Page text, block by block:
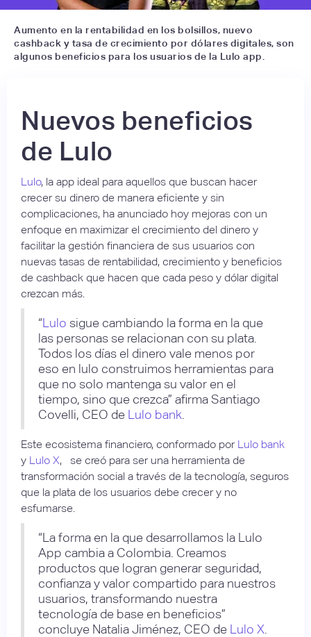
Aumento en la rentabilidad en los bolsillos, nuevo
cashback y tasa de crecimiento por dólares digitales, son
algunos beneficios para los usuarios de la Lulo app.
Nuevos beneficios
de Lulo
Lulo, la app ideal para aquellos que buscan hacer
crecer su dinero de manera eficiente y sin
complicaciones, ha anunciado hoy mejoras con un
enfoque en maximizar el crecimiento del dinero y
facilitar la gestión financiera de sus usuarios con
nuevas tasas de rentabilidad, crecimiento y beneficios
de cashback que hacen que cada peso y dólar digital
crezcan más.
“Lulo sigue cambiando la forma en la que
las personas se relacionan con su plata.
Todos los días el dinero vale menos por
eso en lulo construimos herramientas para
que no solo mantenga su valor en el
tiempo, sino que crezca” afirma Santiago
Covelli, CEO de Lulo bank
Este ecosistema financiero, conformado por Lulo bank
y Lulo X, se creó para ser una herramienta de
transformación social a través de la tecnología, seguros
que la plata de los usuarios debe crecer y no
esfumarse.
“La forma en la que desarrollamos la Lulo
App cambia a Colombia. Creamos
productos que logran generar seguridad,
confianza y valor compartido para nuestros
usuarios, transformando nuestra
tecnología de base en beneficios”
concluye Natalia Jiménez, CEO de Lulo X